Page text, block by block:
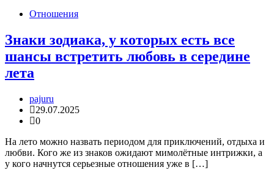
Отношения
Знаки зодиака, у которых есть все
шансы встретить любовь в середине
лета
pajuru
29.07.2025
0
На лето можно назвать периодом для приключений, отдыха и
любви. Кого же из знаков ожидают мимолётные интрижки, а
у кого начнутся серьезные отношения уже в […]